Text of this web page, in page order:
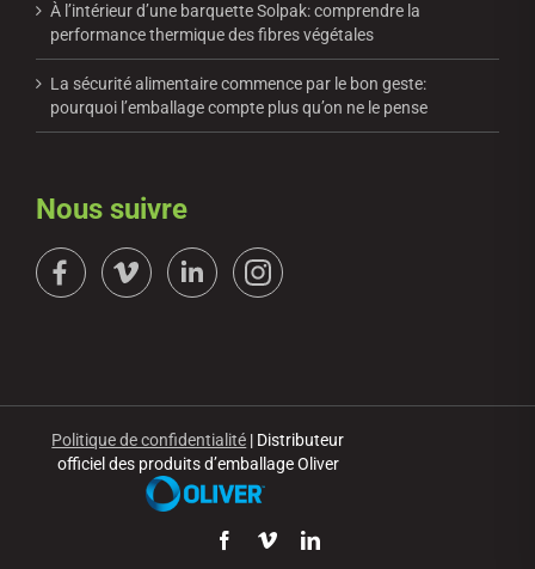
À l’intérieur d’une barquette Solpak: comprendre la
performance thermique des fibres végétales
La sécurité alimentaire commence par le bon geste:
pourquoi l’emballage compte plus qu’on ne le pense
Nous suivre
Politique de confidentialité | Distributeur
officiel des produits d’emballage Oliver
Facebook
VimeoLinkedIn